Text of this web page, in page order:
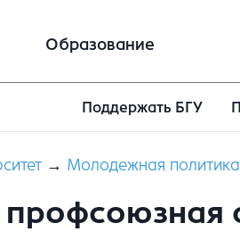
Образование
Поддержать БГУ
→ Молодежная политика